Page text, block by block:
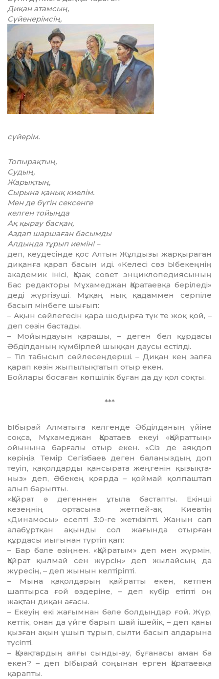
Диқан атамсың,
Сүйенерімсің,
сүйерім.
Топырақтың,
Судың,
Жарықтың,
Сырына қанық киелім.
Мен де бүгін сексенге
келген тойыңда
Ақ қырау басқан,
Аздап шаршаған басымды
Алдыңда тұрып иемін! –
деп, кеудесінде қос Алтын Жұлдызы жарқыраған
диқанға қарап басын иді. «Келесі сөз Ыбекеңнің
академик інісі, Қа­зақ совет энциклопедиясының
Бас редак­торы Мұхамеджан Қаратаевқа беріледі»
деді жүргізуші. Мұқаң нық қадаммен серпіле
басып мінбеге шығып:
– Ақын сөйлегесін қара шодырға түк те жоқ қой, –
деп сөзін бастады.
– Мойындауын қарашы, – деген бел құрдасы
Әбділданың күмбірлей шыққан даусы естілді.
– Тіл табысып сөйлесеңдерші. – Диқан кең залға
қарап көзін жыпылықтатып отыр екен.
Бойлары босаған көпшілік бұған да ду қол соқты.
***
Ыбырай Алматыға келгенде Әбділ­даның үйіне
соқса, Мұхамеджан Қаратаев екеуі «Қайраттың»
ойынына барғалы отыр екен. «Сіз де аяқдоп
көріңіз, Темір Сегіз­баев деген балаңыздың доп
теуіп, қа­қол­дарды қансырата жеңгенін қызықта­
ңыз» деп, Әбекең қоярда – қоймай қолпаштап
алып барыпты.
«Қайрат ә дегеннен ұтыла бастапты. Екінші
кезеңнің ортасына жетпей-ақ Киев­тің
«Динамосы» есепті 3:0-ге жет­кізіпті. Жанын сап
алабұртқан ақынды сол жағында отырған
құрдасы иығынан түртіп қап:
– Бар бәле өзіңнен. «Қайратым» деп мен жүрмін,
Қайрат қылмай сен жүрсің» деп жылайсың да
жүресің, – деп жынын келтіріпті.
– Мына қақолдарың қайратты екен, кетпен
шаптырса ғой өздеріне, – деп күбір етіпті оң
жақтан диқан ағасы.
– Екеуің екі жағымнан бәле болдыңдар ғой. Жүр,
кеттік, онан да үйге барып шай ішейік, – деп қаны
қызған ақын ұшып тұрып, сылти басып алдарына
түсіпті.
– Қазақтардың аяғы сынды-ау, бұға­насы аман ба
екен? – деп Ыбырай соңынан ерген Қаратаевқа
қарапты.